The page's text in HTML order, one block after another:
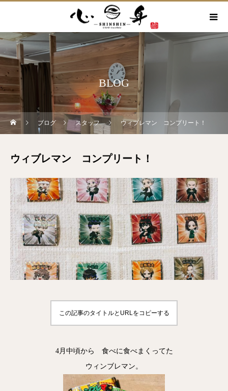
BLOG
ブログ スタッフ ウィブレマン コンプリート！
ウィブレマン コンプリート！
この記事のタイトルとURLをコピーする
4月中頃から 食べに食べまくってた
ウィンブレマン。